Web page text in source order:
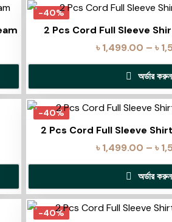
-40%
2 Pcs Cord Full Sleeve
৳1,499.00 – ৳
অর্ডার করুন
-40%
2 Pcs Cord Full Sleeve
৳1,499.00 – ৳
অর্ডার করুন
-40%